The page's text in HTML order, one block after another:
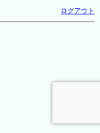
ログアウト